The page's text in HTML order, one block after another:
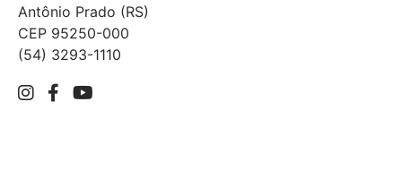
Antônio Prado (RS)
CEP 95250-000
(54) 3293-1110